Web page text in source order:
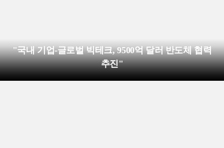
"국내 기업-글로벌 빅테크, 9500억 달러 반도체 협력
추진"